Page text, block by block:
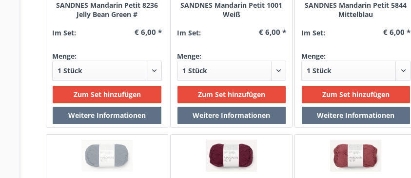
SANDNES Mandarin Petit 8236
Jelly Bean Green #
Im Set:
€ 6,00 *
Menge:
SANDNES Mandarin Petit 1001
Weiß
Im Set:
€ 6,00 *
Menge:
SANDNES Mandarin Petit 5844
Mittelblau
Im Set:
€ 6,00 *
Menge: